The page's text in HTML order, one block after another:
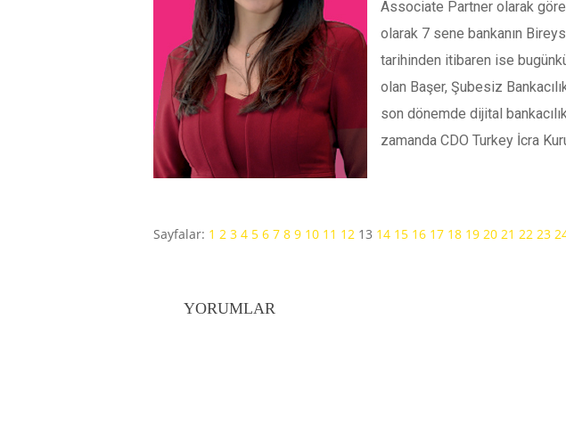
Associate Partner olarak
olarak 7 sene bankanın
tarihinden itibaren ise
olan Başer, Şubesiz
son dönemde dijital
zamanda CDO Turkey İcra
Sayfalar: 1 2 3 4 5 6 7 8 9 10 11 12 13 14 15 16 17 18 19 20 21 22 23
YORUMLAR